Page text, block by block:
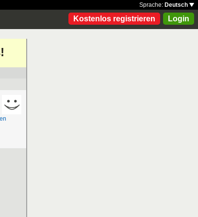
Sprache: Deutsch
Kostenlos registrieren Login